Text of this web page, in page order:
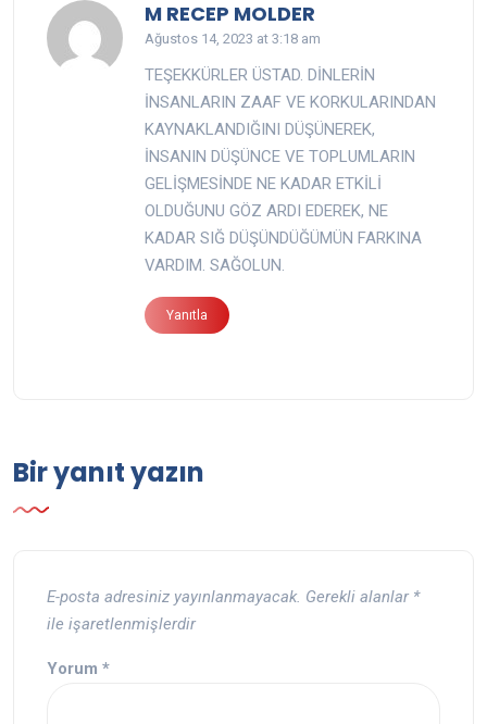
M RECEP MOLDER
Ağustos 14, 2023 at 3:18 am
TEŞEKKÜRLER ÜSTAD. DİNLERİN
İNSANLARIN ZAAF VE KORKULARINDAN
KAYNAKLANDIĞINI DÜŞÜNEREK,
İNSANIN DÜŞÜNCE VE TOPLUMLARIN
GELİŞMESİNDE NE KADAR ETKİLİ
OLDUĞUNU GÖZ ARDI EDEREK, NE
KADAR SIĞ DÜŞÜNDÜĞÜMÜN FARKINA
VARDIM. SAĞOLUN.
Yanıtla
Bir yanıt yazın
E-posta adresiniz yayınlanmayacak. Gerekli alanlar *
ile işaretlenmişlerdir
Yorum *